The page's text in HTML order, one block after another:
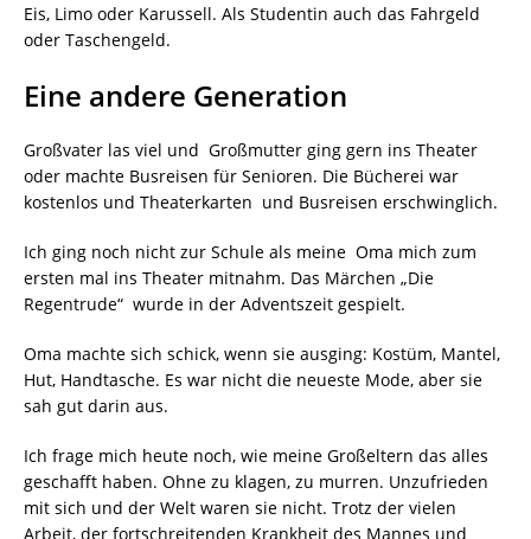
Eis, Limo oder Karussell. Als Studentin auch das Fahrgeld
oder Taschengeld.
Eine andere Generation
Großvater las viel und Großmutter ging gern ins Theater
oder machte Busreisen für Senioren. Die Bücherei war
kostenlos und Theaterkarten und Busreisen erschwinglich.
Ich ging noch nicht zur Schule als meine Oma mich zum
ersten mal ins Theater mitnahm. Das Märchen „Die
Regentrude“ wurde in der Adventszeit gespielt.
Oma machte sich schick, wenn sie ausging: Kostüm, Mantel,
Hut, Handtasche. Es war nicht die neueste Mode, aber sie
sah gut darin aus.
Ich frage mich heute noch, wie meine Großeltern das alles
geschafft haben. Ohne zu klagen, zu murren. Unzufrieden
mit sich und der Welt waren sie nicht. Trotz der vielen
Arbeit, der fortschreitenden Krankheit des Mannes und